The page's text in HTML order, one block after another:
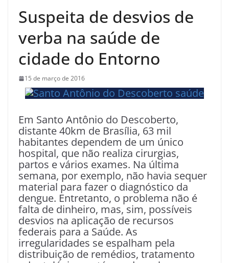
Suspeita de desvios de
verba na saúde de
cidade do Entorno
15 de março de 2016
Em Santo Antônio do Descoberto,
distante 40km de Brasília, 63 mil
habitantes dependem de um único
hospital, que não realiza cirurgias,
partos e vários exames. Na última
semana, por exemplo, não havia sequer
material para fazer o diagnóstico da
dengue. Entretanto, o problema não é
falta de dinheiro, mas, sim, possíveis
desvios na aplicação de recursos
federais para a Saúde. As
irregularidades se espalham pela
distribuição de remédios, tratamento